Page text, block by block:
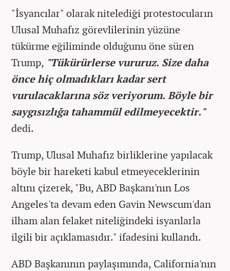
"İsyancılar" olarak nitelediği protestocuların
Ulusal Muhafız görevlilerinin yüzüne
tükürme eğiliminde olduğunu öne süren
Trump, "Tükürürlerse vururuz. Size daha
önce hiç olmadıkları kadar sert
vurulacaklarına söz veriyorum. Böyle bir
saygısızlığa tahammül edilmeyecektir."
dedi.
Trump, Ulusal Muhafız birliklerine yapılacak
böyle bir hareketi kabul etmeyeceklerinin
altını çizerek, "Bu, ABD Başkanı'nın Los
Angeles'ta devam eden Gavin Newscum'dan
ilham alan felaket niteliğindeki isyanlarla
ilgili bir açıklamasıdır." ifadesini kullandı.
ABD Başkanının paylaşımında, California'nın